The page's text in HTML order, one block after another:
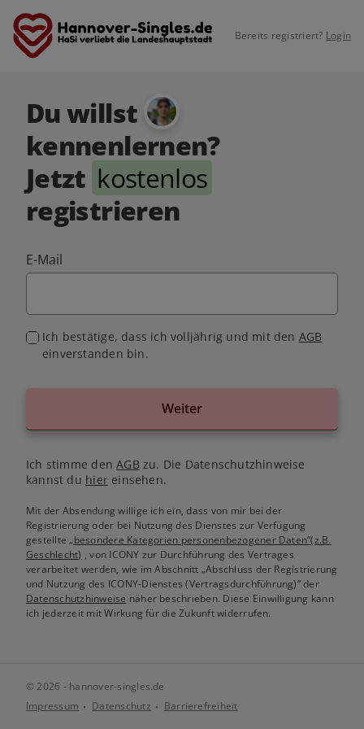
Bereits registriert? Login
Du willst
kennenlernen?
Jetzt kostenlos
registrieren
E-Mail
Ich bestätige, dass ich volljährig und mit den AGB
einverstanden bin.
Weiter
Ich stimme denAGB zu. Die Datenschutzhinweise
kannst du hiereinsehen.
Mit der Absendung willige ich ein, dass von mir bei der
Registrierung oder bei Nutzung des Dienstes zur Verfügung
gestellte„besondere Kategorien personenbezogener Daten“(z.B.
Geschlecht) , von ICONY zur Durchführung des Vertrages
verarbeitet werden, wie im Abschnitt „Abschluss der Registrierung
und Nutzung des ICONY-Dienstes (Vertragsdurchführung)“ der
Datenschutzhinweise näher beschrieben. Diese Einwilligung kann
ich jederzeit mit Wirkung für die Zukunft widerrufen.
© 2026 - hannover-singles.de
Impressum
Datenschutz Barrierefreiheit